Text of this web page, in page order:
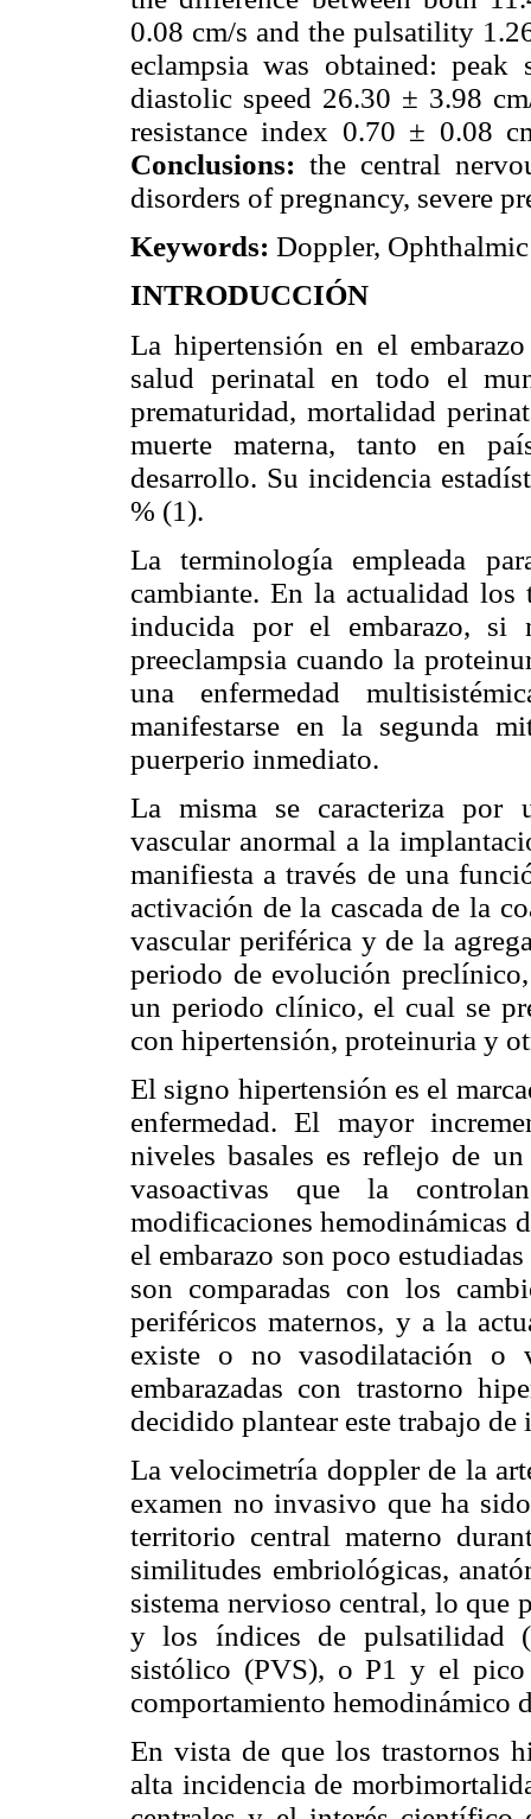
0.08 cm/s and the pulsatility
eclampsia was obtained:
diastolic speed 26.30 ± 3.98
resistance index 0.70 ± 0.08
Conclusions: the central
disorders of pregnancy, severe
Keywords: Doppler,
INTRODUCCIÓN
La hipertensión en el
salud perinatal en todo el
prematuridad, mortalidad
muerte materna, tanto en
desarrollo. Su incidencia
% (1).
La terminología empleada
cambiante. En la actualidad los
inducida por el embarazo, si
preeclampsia cuando la
una enfermedad
manifestarse en la segunda
puerperio inmediato.
La misma se caracteriza por
vascular anormal a la
manifiesta a través de una
activación de la cascada de la
vascular periférica y de la
periodo de evolución
un periodo clínico, el cual se
con hipertensión, proteinuria y
El signo hipertensión es el
enfermedad. El mayor
niveles basales es reflejo de
vasoactivas que la
modificaciones hemodinámicas
el embarazo son poco
son comparadas con los
periféricos maternos, y a la
existe o no vasodilatación o
embarazadas con trastorno
decidido plantear este trabajo
La velocimetría doppler de la
examen no invasivo que ha
territorio central materno
similitudes embriológicas,
sistema nervioso central, lo que
y los índices de pulsatilidad
sistólico (PVS), o P1 y el
comportamiento hemodinámico
En vista de que los trastornos
alta incidencia de